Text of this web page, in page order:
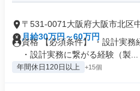
〒531-0071大阪府大阪市北区
月給30万円～60万円
資格 【必須条件】 ・設計実務
・設計実務に繋がる経験（製...
年間休日120日以上 +15個